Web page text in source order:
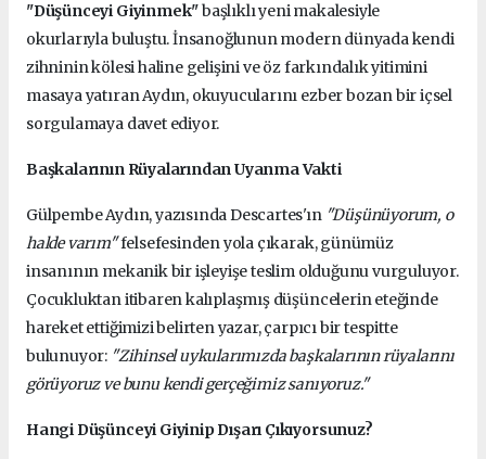
"Düşünceyi Giyinmek"başlıklı yeni makalesiyle
okurlarıyla buluştu. İnsanoğlunun modern dünyada kendi
zihninin kölesi haline gelişini ve öz farkındalık yitimini
masaya yatıran Aydın, okuyucularını ezber bozan bir içsel
sorgulamaya davet ediyor.
Başkalarının Rüyalarından Uyanma Vakti
Gülpembe Aydın, yazısında Descartes'ın "Düşünüyorum, o
halde varım"felsefesinden yola çıkarak, günümüz
insanının mekanik bir işleyişe teslim olduğunu vurguluyor.
Çocukluktan itibaren kalıplaşmış düşüncelerin eteğinde
hareket ettiğimizi belirten yazar, çarpıcı bir tespitte
bulunuyor: "Zihinsel uykularımızda başkalarının rüyalarını
görüyoruz ve bunu kendi gerçeğimiz sanıyoruz."
Hangi Düşünceyi Giyinip Dışarı Çıkıyorsunuz?